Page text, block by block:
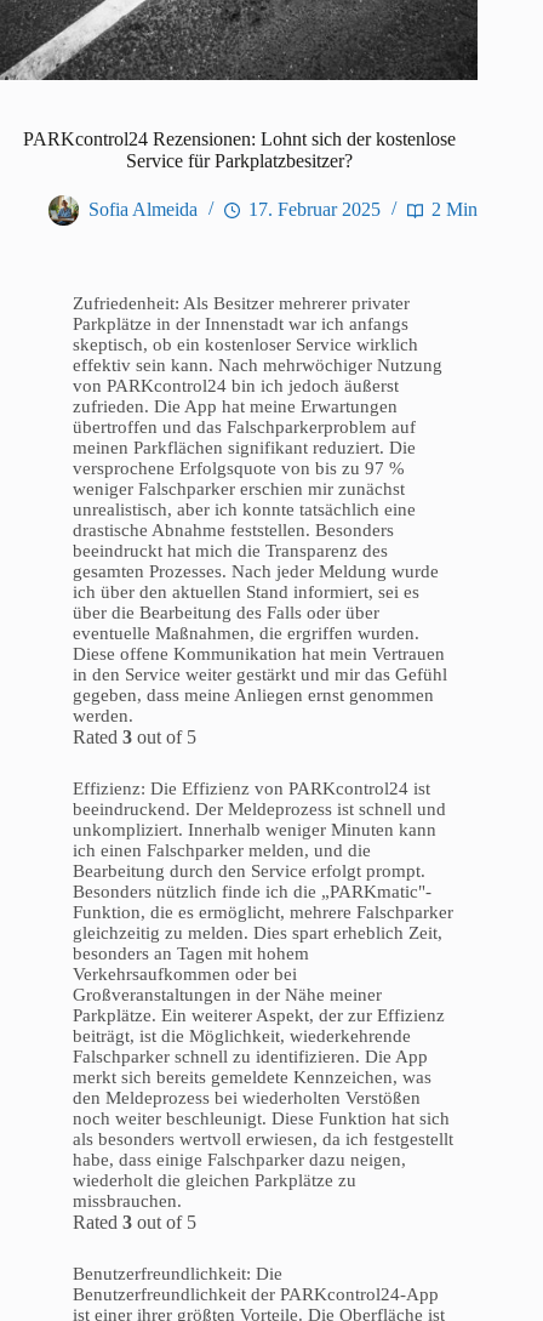
PARKcontrol24 Rezensionen: Lohnt sich der kostenlose
Service für Parkplatzbesitzer?
Sofia Almeida 17. Februar 2025 2 Min
Zufriedenheit: Als Besitzer mehrerer privater
Parkplätze in der Innenstadt war ich anfangs
skeptisch, ob ein kostenloser Service wirklich
effektiv sein kann. Nach mehrwöchiger Nutzung
von PARKcontrol24 bin ich jedoch äußerst
zufrieden. Die App hat meine Erwartungen
übertroffen und das Falschparkerproblem auf
meinen Parkflächen signifikant reduziert. Die
versprochene Erfolgsquote von bis zu 97 %
weniger Falschparker erschien mir zunächst
unrealistisch, aber ich konnte tatsächlich eine
drastische Abnahme feststellen. Besonders
beeindruckt hat mich die Transparenz des
gesamten Prozesses. Nach jeder Meldung wurde
ich über den aktuellen Stand informiert, sei es
über die Bearbeitung des Falls oder über
eventuelle Maßnahmen, die ergriffen wurden.
Diese offene Kommunikation hat mein Vertrauen
in den Service weiter gestärkt und mir das Gefühl
gegeben, dass meine Anliegen ernst genommen
werden.
Rated 3 out of 5
Effizienz: Die Effizienz von PARKcontrol24 ist
beeindruckend. Der Meldeprozess ist schnell und
unkompliziert. Innerhalb weniger Minuten kann
ich einen Falschparker melden, und die
Bearbeitung durch den Service erfolgt prompt.
Besonders nützlich finde ich die „PARKmatic"-
Funktion, die es ermöglicht, mehrere Falschparker
gleichzeitig zu melden. Dies spart erheblich Zeit,
besonders an Tagen mit hohem
Verkehrsaufkommen oder bei
Großveranstaltungen in der Nähe meiner
Parkplätze. Ein weiterer Aspekt, der zur Effizienz
beiträgt, ist die Möglichkeit, wiederkehrende
Falschparker schnell zu identifizieren. Die App
merkt sich bereits gemeldete Kennzeichen, was
den Meldeprozess bei wiederholten Verstößen
noch weiter beschleunigt. Diese Funktion hat sich
als besonders wertvoll erwiesen, da ich festgestellt
habe, dass einige Falschparker dazu neigen,
wiederholt die gleichen Parkplätze zu
missbrauchen.
Rated 3 out of 5
Benutzerfreundlichkeit: Die
Benutzerfreundlichkeit der PARKcontrol24-App
ist einer ihrer größten Vorteile. Die Oberfläche ist